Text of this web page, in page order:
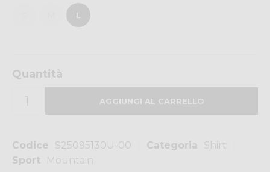
Codice S25095130U-00 Categoria
Shirt
Sport
Mountain
L
Quantità